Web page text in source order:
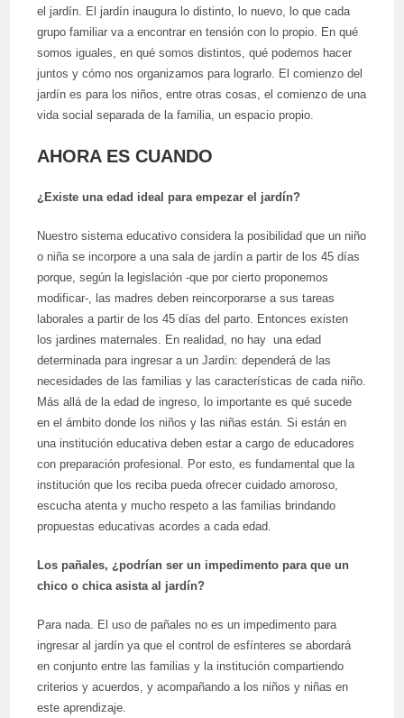
el jardín. El jardín inaugura lo distinto, lo nuevo, lo que cada
grupo familiar va a encontrar en tensión con lo propio. En qué
somos iguales, en qué somos distintos, qué podemos hacer
juntos y cómo nos organizamos para lograrlo. El comienzo del
jardín es para los niños, entre otras cosas, el comienzo de una
vida social separada de la familia, un espacio propio.
AHORA ES CUANDO
¿Existe una edad ideal para empezar el jardín?
Nuestro sistema educativo considera la posibilidad que un niño
o niña se incorpore a una sala de jardín a partir de los 45 días
porque, según la legislación -que por cierto proponemos
modificar-, las madres deben reincorporarse a sus tareas
laborales a partir de los 45 días del parto. Entonces existen
los jardines maternales. En realidad, no hay una edad
determinada para ingresar a un Jardín: dependerá de las
necesidades de las familias y las características de cada niño.
Más allá de la edad de ingreso, lo importante es qué sucede
en el ámbito donde los niños y las niñas están. Si están en
una institución educativa deben estar a cargo de educadores
con preparación profesional. Por esto, es fundamental que la
institución que los reciba pueda ofrecer cuidado amoroso,
escucha atenta y mucho respeto a las familias brindando
propuestas educativas acordes a cada edad.
Los pañales, ¿podrían ser un impedimento para que un
chico o chica asista al jardín?
Para nada. El uso de pañales no es un impedimento para
ingresar al jardín ya que el control de esfínteres se abordará
en conjunto entre las familias y la institución compartiendo
criterios y acuerdos, y acompañando a los niños y niñas en
este aprendizaje.